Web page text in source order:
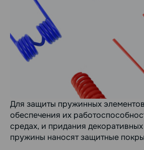
Для защиты пружинных
обеспечения их
средах, и придания декоративных
пружины наносят защитные